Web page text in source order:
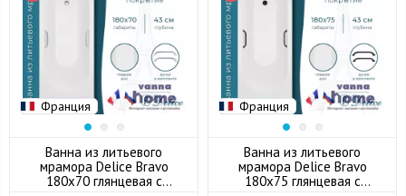
Франция
Ванна из литьевого
мрамора Delice Bravo
180x70 глянцевая с
Франция
Ванна из литьевого
мрамора Delice Bravo
180x75 глянцевая с